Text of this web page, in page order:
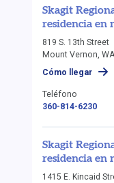
Skagit
residencia en
819 S. 13th Street
Mount Vernon,
Cómo llegar
Teléfono
360-814-6230
Skagit
residencia en
1415 E. Kincaid